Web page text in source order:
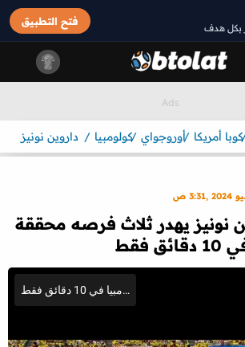
بكل هدف
فتح التطبيق
كوبا أمريكا أوروجواي كولومبيا داروين نونيز
نونيز يهدر ثلاث فرصه محققة
فقط